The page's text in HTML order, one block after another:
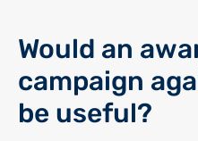
Would an
campaign
be useful?